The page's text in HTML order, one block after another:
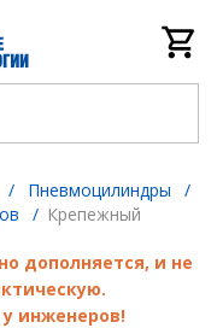
/ Пневмоцилиндры
/
/ Крепежный
дополняется, и не
инженеров!